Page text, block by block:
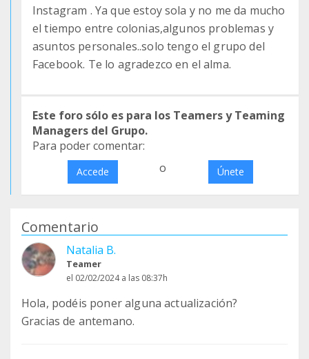
Instagram . Ya que estoy sola y no me da mucho
el tiempo entre colonias,algunos problemas y
asuntos personales..solo tengo el grupo del
Facebook. Te lo agradezco en el alma.
Este foro sólo es para los Teamers y Teaming
Managers del Grupo.
Para poder comentar:
Accede o Únete
Comentario
Natalia B.
Teamer
el 02/02/2024 a las 08:37h
Hola, podéis poner alguna actualización?
Gracias de antemano.